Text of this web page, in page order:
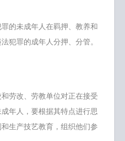
的未成年人在羁押、教养和
犯罪的成年人分押、分管。
劳改、劳教单位对正在接受
年人，要根据其特点进行思
生产技艺教育，组织他们参